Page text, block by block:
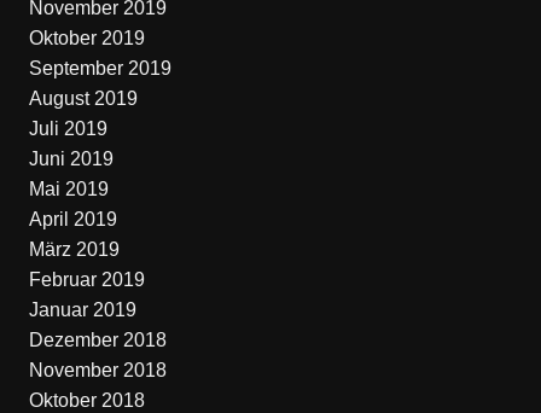
November 2019
Oktober 2019
September 2019
August 2019
Juli 2019
Juni 2019
Mai 2019
April 2019
März 2019
Februar 2019
Januar 2019
Dezember 2018
November 2018
Oktober 2018